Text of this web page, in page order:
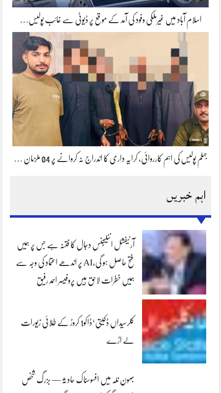
اسلام آباد میں غیرملکی وفود کی آمد کے موقع پر ڈیوٹی سے غائب پولیس…
جہلم پولیس کی اہم کارروائی، کرایہ داری کا اندراج نہ کروانے پر 04 ملزمان …
اہم خبریں
آرٹیفشل انٹلیجنس دجال کا فتنہ ہے جس پر ہمیں
فتح حاصل ہو گی،AI پر اندھے اعتماد کی وجہ سے
ہمیں خطرات لاحق ہیں پروفیسر احمد رفیق
کلرسیداں ڈکیتی‘ڈاکو1 کروڑ کے طلائی زیورات
لے اڑے
بھون نلہ میں افسوسناک حادثہ — بزرگ شخص